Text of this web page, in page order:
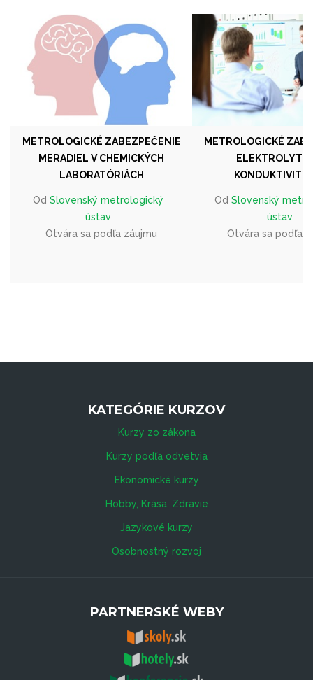
METROLOGICKÉ ZABEZPEČENIE
MERADIEL V CHEMICKÝCH
LABORATÓRIÁCH
Od Slovenský metrologický
ústav
Otvára sa podľa záujmu
METROLOGICKÉ
KONDUKTIVITY
Od Slovenský
ústav
Otvára sa podľa
KATEGÓRIE KURZOV
Kurzy zo zákona
Kurzy podľa odvetvia
Ekonomické kurzy
Hobby, Krása, Zdravie
Jazykové kurzy
Osobnostný rozvoj
PARTNERSKÉ WEBY